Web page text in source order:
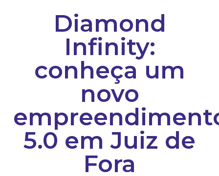
Diamond
Infinity:
conheça um
novo
5.0 em Juiz de
Fora